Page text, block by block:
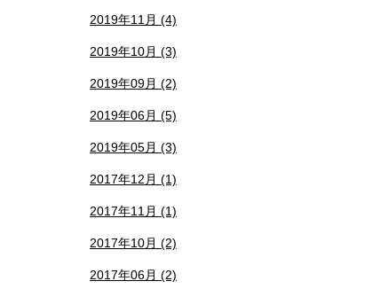
2019年11月 (4)
2019年10月 (3)
2019年09月 (2)
2019年06月 (5)
2019年05月 (3)
2017年12月 (1)
2017年11月 (1)
2017年10月 (2)
2017年06月 (2)